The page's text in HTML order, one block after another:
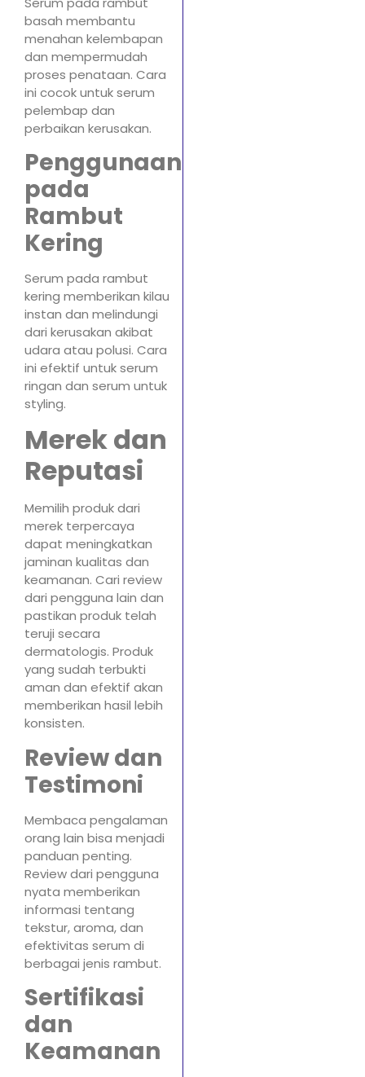
basah membantu
menahan kelembapan
dan mempermudah
proses penataan. Cara
ini cocok untuk serum
pelembap dan
perbaikan kerusakan.
Penggunaan
pada
Rambut
Kering
Serum pada rambut
kering memberikan kilau
instan dan melindungi
dari kerusakan akibat
udara atau polusi. Cara
ini efektif untuk serum
ringan dan serum untuk
styling.
Merek dan
Reputasi
Memilih produk dari
merek terpercaya
dapat meningkatkan
jaminan kualitas dan
keamanan. Cari review
dari pengguna lain dan
pastikan produk telah
teruji secara
dermatologis. Produk
yang sudah terbukti
aman dan efektif akan
memberikan hasil lebih
konsisten.
Review dan
Testimoni
Membaca pengalaman
orang lain bisa menjadi
panduan penting.
Review dari pengguna
nyata memberikan
informasi tentang
tekstur, aroma, dan
efektivitas serum di
berbagai jenis rambut.
Sertifikasi
dan
Keamanan